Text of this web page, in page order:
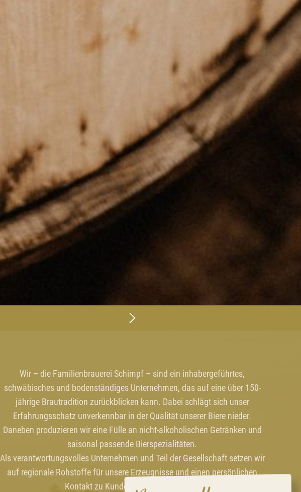
Wir – die Familienbrauerei Schimpf – sind ein inhabergeführtes,
schwäbisches und bodenständiges Unternehmen, das auf eine über 150-
jährige Brautradition zurückblicken kann. Dabei schlägt sich unser
Erfahrungsschatz unverkennbar in der Qualität unserer Biere nieder.
Daneben produzieren wir eine Fülle an nicht-alkoholischen Getränken und
saisonal passende Bierspezialitäten.
Als verantwortungsvolles Unternehmen und Teil der Gesellschaft setzen wir
auf regionale Rohstoffe für unsere Erzeugnisse und einen persönlichen
Kontakt zu Kunden und Verbrauchern.